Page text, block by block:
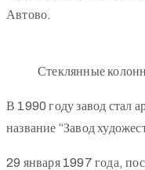
Автово.
Стеклянные
В 1990 году завод стал
название “Завод
29 января 1997 года,